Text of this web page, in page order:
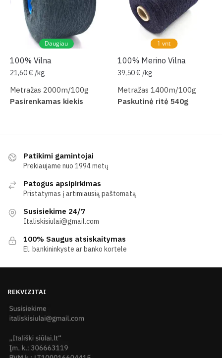
Daugiau
100% Vilna
21,60€ /kg
Metražas 2000m/100g
Pasirenkamas kiekis
1 vnt
100% Merino Vilna
39,50€ /kg
Metražas 1400m/100g
Paskutinė ritė 540g
Patikimi gamintojai
Prekiaujame nuo 1994 metų
Patogus apsipirkimas
Pristatymas į artimiausią paštomatą
Susisiekime 24/7
Italiskisiulai@gmail.com
100% Saugus atsiskaitymas
El. bankininkyste ar banko kortele
REKVIZITAI